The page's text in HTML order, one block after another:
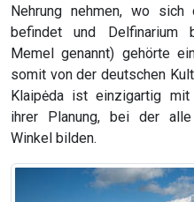
Nehrung nehmen, wo
befindet und Delfinarium
Memel genannt) gehörte
somit von der deutschen
Klaipėda ist einzigartig
ihrer Planung, bei der
Winkel bilden.